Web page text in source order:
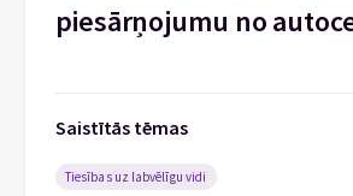
piesārņojumu no
Saistītās tēmas
Tiesības uz labvēlīgu vidi